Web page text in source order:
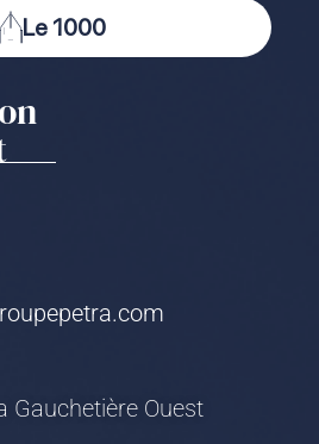
Le 1000
Gauchetière Ouest